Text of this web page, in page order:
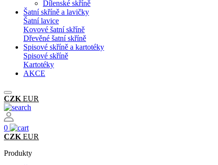
Dílenské skříně
Šatní skříně a lavičky
Šatní lavice
Kovové šatní skříně
Dřevěné šatní skříně
Spisové skříně a kartotéky
Spisové skříně
Kartotéky
AKCE
CZK EUR
0
CZK EUR
Produkty